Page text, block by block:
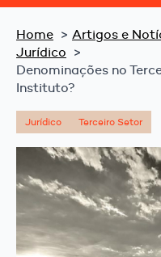
Home Artigos e
Jurídico
Denominações no
Instituto?
Jurídico Terceiro Setor